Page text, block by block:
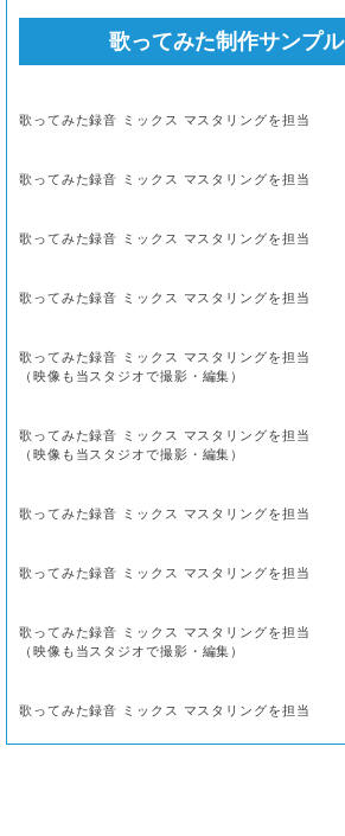
歌ってみた制作サンプル
歌ってみた録音 ミックス マスタリングを担当
歌ってみた録音 ミックス マスタリングを担当
歌ってみた録音 ミックス マスタリングを担当
歌ってみた録音 ミックス マスタリングを担当
歌ってみた録音 ミックス マスタリングを担当
（映像も当スタジオで撮影・編集）
歌ってみた録音 ミックス マスタリングを担当
（映像も当スタジオで撮影・編集）
歌ってみた録音 ミックス マスタリングを担当
歌ってみた録音 ミックス マスタリングを担当
歌ってみた録音 ミックス マスタリングを担当
（映像も当スタジオで撮影・編集）
歌ってみた録音 ミックス マスタリングを担当